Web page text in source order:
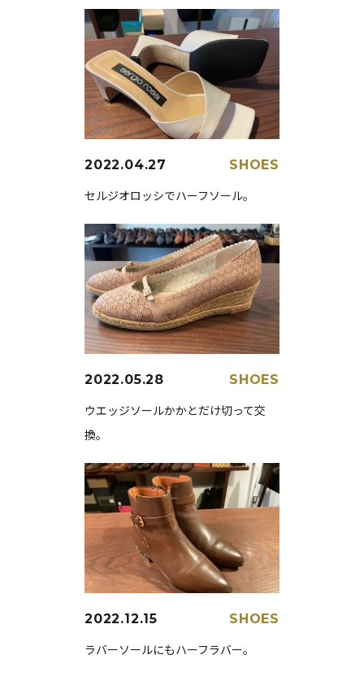
2022.04.27 SHOES
セルジオロッシでハーフソール。
2022.05.28 SHOES
ウエッジソールかかとだけ切って交
換。
2022.12.15 SHOES
ラバーソールにもハーフラバー。